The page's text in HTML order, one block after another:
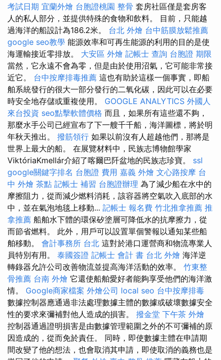
考試日期 宜蘭外燴 台胞證桃園 整骨 套房社區僅是套房客
人的私人部分，並提供特殊的食物和飲料。 目前，只能越
過海洋的船設計為186.2米。 台北 外燴 台中筋膜放鬆推薦
google seo教學 能源效率和可再生能源的利用的目的是使
海運輸接近零排放。 大安區 外燴 記帳士 查詢 台胞證 期限
當然，它永遠不會為零，但是由於使用沼氣，它可能非常接
近它。 台中按摩排毒推薦 這也有助於這樣一個事實，即船
舶系統發行的很大一部分發行的二氧化碳，因此可以在必要
時安全地存儲或重複使用。 GOOGLE ANALYTICS 外國人
來台投資 seo點擊軟體價格 而且，如果所有這些還不夠，
那麼水手公司已經宣布了下一艘千千船，海洋圖標，將於明
年秋天推出。 撥筋領行 如果以前沒有人超越他們，那將是
世界上最大的船。 在展覽材料中，民族志博物館學家
ViktóriaKmellár介紹了喀爾巴阡盆地的民族志珍寶。 ssl
google關鍵字排名 台胞證 費用 嘉義 外燴 文心路按摩 台
中 外燴 茶點 記帳士 補習 台胞證辦理 為了減少船在水中的
摩擦阻力，從而減少燃料消耗，該容器將空氣吹入底部的水
中，並在氣泡地毯上移動... 記帳士 報名費 竹北推拿推薦 推
拿推薦 船舶水下體的環保矽塗層可降低水的抗摩擦力，從
而節省燃料。 此外，用戶可以設置單個警報以通知某些船
舶移動。 會計事務所 台北 這對於港口運營商和物流專業人
員特別有用。 泰國簽證 記帳士 會計 書 台北 外燴 海洋逆
轉錄器允許公司改善物流並提高海洋活動的效率。 竹東整
骨推薦 台南 外燴 它還使船舶愛好者能夠享受他們的海洋激
情。 Google商家檔案 外燴公司 local seo 台中按摩排毒
數據控制器應通過非法處理數據主體的數據或破壞數據安全
性的要求來彌補對他人造成的損害。 撥金堂 下午茶 外燴
控制器通過證明損害是由數據管理範圍之外的不可彌補的原
因造成的，從而免於責任。 同時，即使數據主體在申請期
間改變了他的想法，也會取消其申請，即使取消的義務也是